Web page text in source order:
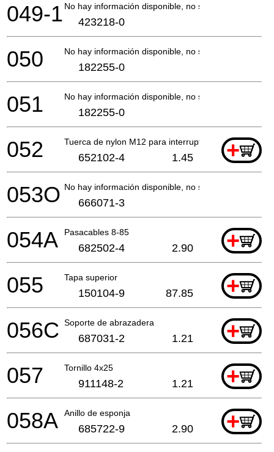
No hay información disponible, no se puede pedir
049-1 423218-0
No hay información disponible, no se puede pedir
050 182255-0
No hay información disponible, no se puede pedir
051 182255-0
Tuerca de nylon M12 para interruptor +
052 652102-4 1.45
No hay información disponible, no se puede pedir
053O 666071-3
Pasacables 8-85 +
054A 682502-4 2.90
Tapa superior +
055 150104-9 87.85
Soporte de abrazadera +
056C 687031-2 1.21
Tornillo 4x25 +
057 911148-2 1.21
Anillo de esponja +
058A 685722-9 2.90